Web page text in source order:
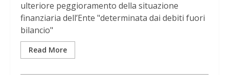
ulteriore peggioramento della situazione
finanziaria dell’Ente "determinata dai debiti fuori
bilancio"
Read More